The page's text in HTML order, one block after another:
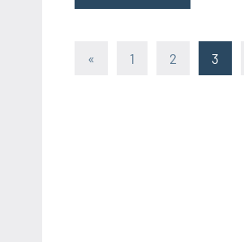
« Предыдущие
1 2 3